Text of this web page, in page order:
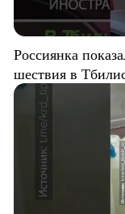
Россиянка
шествия в